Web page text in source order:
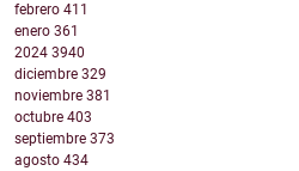
febrero 411
enero 361
2024 3940
diciembre 329
noviembre 381
octubre 403
septiembre 373
agosto 434